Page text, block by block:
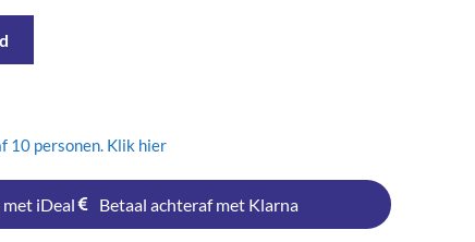
10 personen. Klik hier
iDeal Betaal achteraf met Klarna